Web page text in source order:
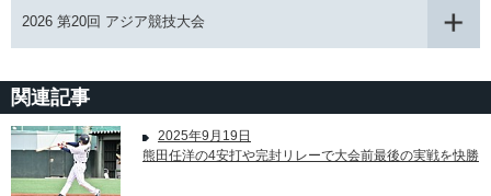
2026 第20回 アジア競技大会
関連記事
2025年9月19日
熊田任洋の4安打や完封リレーで大会前最後の実戦を快勝